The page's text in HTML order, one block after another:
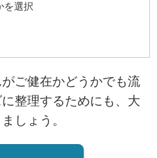
を選択
ご健在かどうかでも流
整理するためにも、大
しょう。